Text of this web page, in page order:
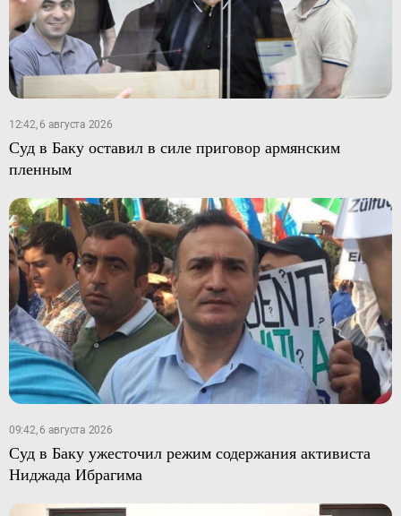
12:42, 6 августа 2026
Суд в Баку оставил в силе приговор армянским
пленным
09:42, 6 августа 2026
Суд в Баку ужесточил режим содержания активиста
Ниджада Ибрагима